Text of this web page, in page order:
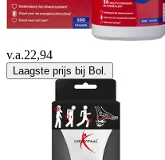
v.a.22,94
Laagste prijs bij Bol.